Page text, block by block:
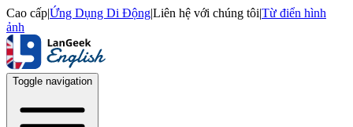
Cao cấp|Ứng Dụng Di Động|Liên hệ với chúng tôi|Từ điển hình
ảnh
Toggle navigation